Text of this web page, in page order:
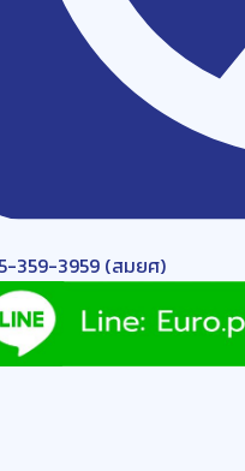
359-3959 (สมยศ)